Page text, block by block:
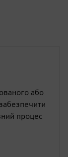
або
процес